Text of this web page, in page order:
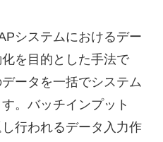
システムにおけるデー
を目的とした手法で
ータを一括でシステム
。バッチインプット
行われるデータ入力作